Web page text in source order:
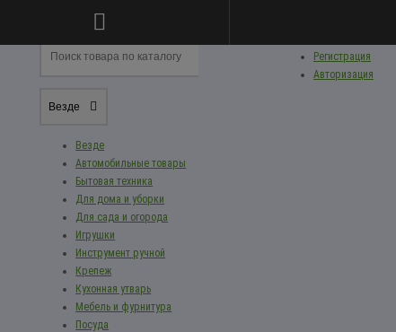
Регистрация
Авторизация
Везде
Везде
Автомобильные товары
Бытовая техника
Для дома и уборки
Для сада и огорода
Игрушки
Инструмент ручной
Крепеж
Кухонная утварь
Мебель и фурнитура
Посуда